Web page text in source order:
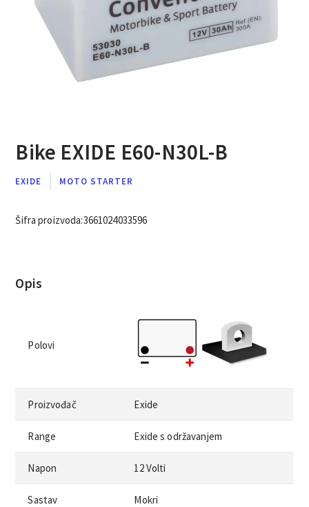
Bike EXIDE E60-N30L-B
EXIDE MOTO STARTER
Šifra proizvoda:3661024033596
Opis
Polovi
Proizvođač Exide
Range Exide s održavanjem
Napon 12 Volti
Sastav Mokri